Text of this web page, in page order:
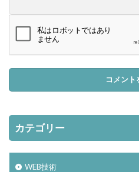
カテゴリー
WEB技術